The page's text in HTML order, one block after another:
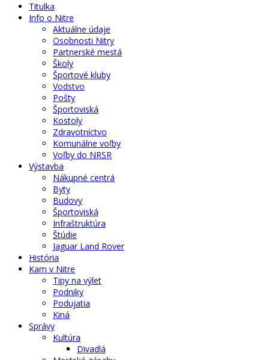
Titulka
Info o Nitre
Aktuálne údaje
Osobnosti Nitry
Partnerské mestá
Školy
Športové kluby
Vodstvo
Pošty
Športoviská
Kostoly
Zdravotníctvo
Komunálne voľby
Voľby do NRSR
Výstavba
Nákupné centrá
Byty
Budovy
Športoviská
Infraštruktúra
Štúdie
Jaguar Land Rover
História
Kam v Nitre
Tipy na výlet
Podniky
Podujatia
Kiná
Správy
Kultúra
Divadlá